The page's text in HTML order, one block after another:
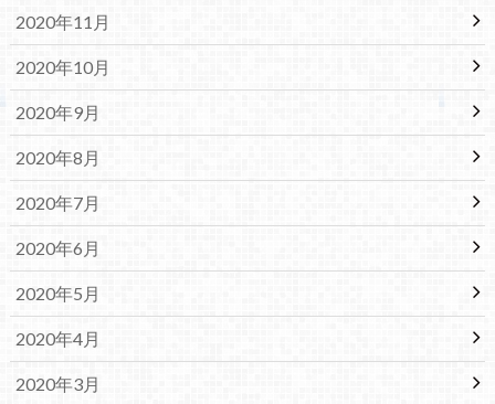
2020年11月
2020年10月
2020年9月
2020年8月
2020年7月
2020年6月
2020年5月
2020年4月
2020年3月